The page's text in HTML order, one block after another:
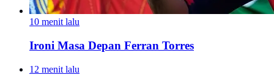
10 menit lalu
Ironi Masa Depan Ferran Torres
12 menit lalu